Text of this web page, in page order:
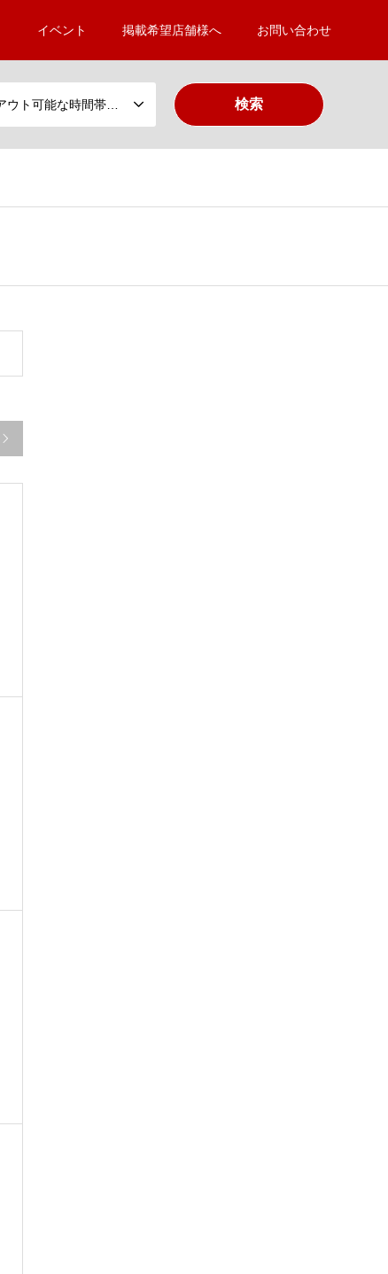
イベント 掲載希望店舗様へ お問い合わせ
